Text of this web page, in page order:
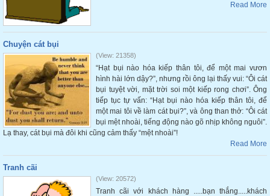
Read More
Chuyện cát bụi
(View: 21358)
“Hạt bụi nào hóa kiếp thân tôi, để một mai vươn
hình hài lớn dậy?”, nhưng rồi ông lại thấy vui: “Ôi cát
bụi tuyệt vời, mặt trời soi một kiếp rong chơi”. Ông
tiếp tục tự vấn: “Hạt bụi nào hóa kiếp thân tôi, để
một mai tôi về làm cát bụi?”, và ông than thở: “Ôi cát
bụi mệt nhoài, tiếng động nào gõ nhịp không nguôi”.
Lạ thay, cát bụi mà đôi khi cũng cảm thấy “mệt nhoài”!
Read More
Tranh cãi
(View: 20572)
Tranh cãi với khách hàng .....bạn thắng.....khách